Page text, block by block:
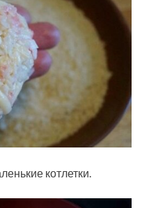
котлетки.